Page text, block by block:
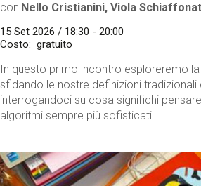
con Nello Cristianini, Viola
15 Set 2026 / 18:30 - 20:00
Costo
gratuito
In questo primo incontro esploreremo
sfidando le nostre definizioni tradizionali
interrogandoci su cosa significhi
algoritmi sempre più sofisticati.